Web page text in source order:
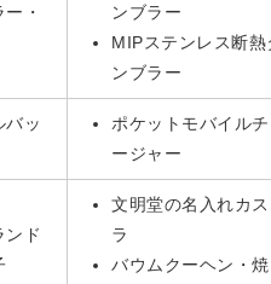
・
ンブラー
MIPステンレス断熱
ンブラー
バッ
ポケットモバイル
ージャー
ンド
文明堂の名入れカ
ラ
バウムクーヘン・